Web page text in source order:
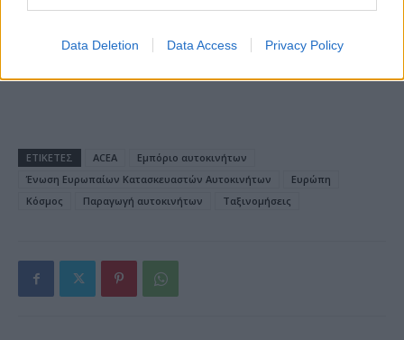
Data Deletion Data Access Privacy Policy
ESG Report 2025: Πώς η ΑΒ Βασιλόπουλος μετατρέπει τη
ΕΤΙΚΕΤΕΣ ACEA
Εμπόριο αυτοκινήτων
Ένωση Ευρωπαίων Κατασκευαστών Αυτοκινήτων
Ευρώπη
Κόσμος
Παραγωγή αυτοκινήτων Ταξινομήσεις